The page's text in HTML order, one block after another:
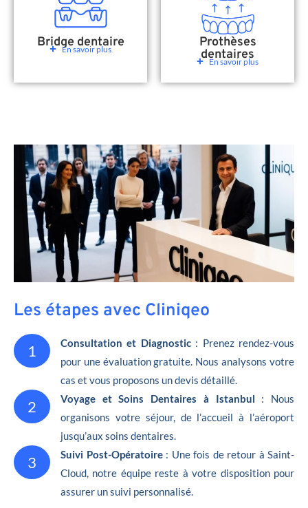
Bridge dentaire
En savoir plus Prothèses
dentaires
En savoir plus
Les étapes avec Cliniqeo
1 Consultation et Diagnostic: Prenez rendez-vous
pour une évaluation gratuite. Nous analysons votre
cas et vous proposons un devis détaillé.
2 Voyage et Soins Dentaires à Istanbul : Nous
organisons votre séjour, de l’accueil à l’aéroport
jusqu’aux soins dentaires.
3 Suivi Post-Opératoire : Une fois de retour à Saint-
Cloud, notre équipe reste à votre disposition pour
assurer un suivi personnalisé.